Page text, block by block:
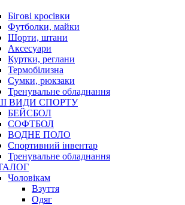
Бігові кросівки
Футболки, майки
Шорти, штани
Аксесуари
Куртки, реглани
Термобілизна
Сумки, рюкзаки
Тренувальне обладнання
ВИДИ СПОРТУ
БЕЙСБОЛ
СОФТБОЛ
ВОДНЕ ПОЛО
Спортивний інвентар
Тренувальне обладнання
Чоловікам
Взуття
Одяг